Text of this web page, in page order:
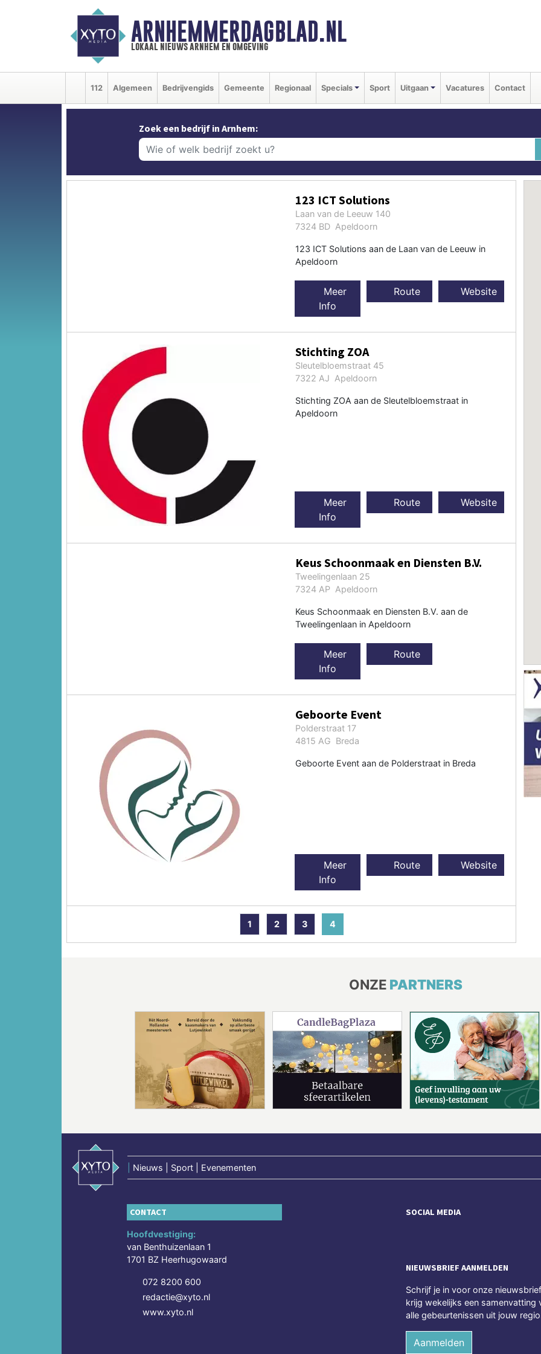
ARNHEMMERDAGBLAD.NL
lokaal nieuws arnhem en omgeving
112 Algemeen Bedrijvengids Gemeente Regionaal Specials Sport Uitgaan Vacatures Contact
Zoek een bedrijf in Arnhem:
123 ICT Solutions
Laan van de Leeuw 140
7324 BD Apeldoorn
123 ICT Solutions aan de Laan van de Leeuw in
Apeldoorn
Meer
Info
Route Website
Stichting ZOA
Sleutelbloemstraat 45
7322 AJ Apeldoorn
Stichting ZOA aan de Sleutelbloemstraat in
Apeldoorn
Meer
Info
Route Website
Keus Schoonmaak en Diensten B.V.
Tweelingenlaan 25
7324 AP Apeldoorn
Keus Schoonmaak en Diensten B.V. aan de
Tweelingenlaan in Apeldoorn
Meer
Info
Route
Geboorte Event
Polderstraat 17
4815 AG Breda
Geboorte Event aan de Polderstraat in Breda
Meer
Info
Route Website
1 2 3 4
ONZE PARTNERS
Nieuws | Sport | Evenementen
CONTACT
Hoofdvestiging:
van Benthuizenlaan 1
1701 BZ Heerhugowaard
072 8200 600
redactie@xyto.nl
www.xyto.nl
SOCIAL MEDIA
NIEUWSBRIEF AANMELDEN
Schrijf je in voor onze
krijg wekelijks een samenvatting
alle gebeurtenissen uit jouw
Aanmelden